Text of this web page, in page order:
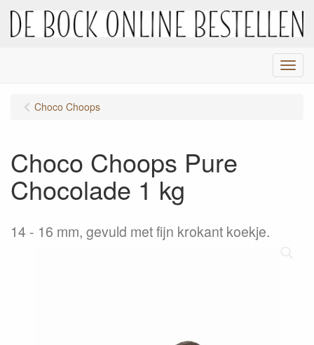
Menu
Choco Choops
Choco Choops Pure
Chocolade 1 kg
14 - 16 mm, gevuld met fijn krokant koekje.